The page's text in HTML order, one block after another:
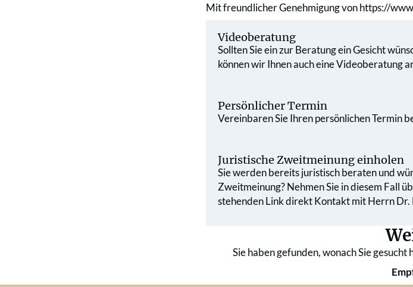
Mit freundlicher Genehmigung vonhttps://
Videoberatung
Sollten Sie ein zur Beratung ein Gesicht
können wir Ihnen auch eine Videoberatung
Persönlicher Termin
Vereinbaren Sie Ihren persönlichen Termin
Juristische Zweit­meinung einholen
Sie werden bereits juristisch beraten und
Zweit­meinung? Nehmen Sie in diesem Fall
stehenden Link direkt Kontakt mit Herrn Dr.
Sie haben gefunden, wonach Sie